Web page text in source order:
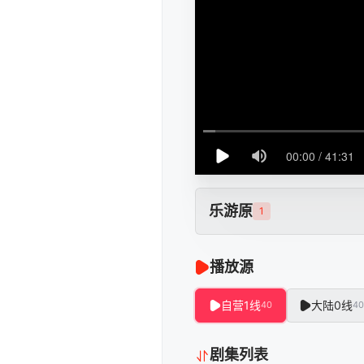
乐游原 1
播放源
自营1线40 大陆0线40
剧集列表